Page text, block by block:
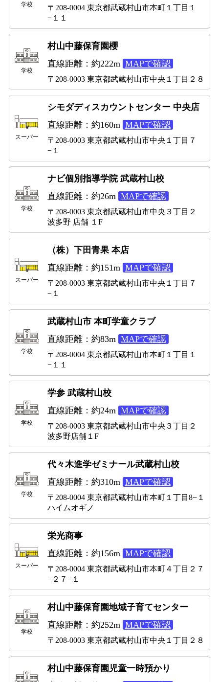
学校
〒208-0004 東京都武蔵村山市本町１丁目１
−１１
学校
村山中藤保育園櫻
直線距離：約222m MAPで確認
〒208-0003 東京都武蔵村山市中央１丁目２８
スーパー
シモダディスカウントセンター 中央店
直線距離：約160m MAPで確認
〒208-0003 東京都武蔵村山市中央１丁目７
−１
学校
ナビ個別指導学院 武蔵村山校
直線距離：約26m MAPで確認
〒208-0003 東京都武蔵村山市中央３丁目２
波多野 店舗 １F
スーパー
（株）下田青果 本店
直線距離：約151m MAPで確認
〒208-0003 東京都武蔵村山市中央１丁目７
−１
学校
武蔵村山市 本町学童クラブ
直線距離：約83m MAPで確認
〒208-0004 東京都武蔵村山市本町１丁目１
−１１
学校
学参 武蔵村山校
直線距離：約24m MAPで確認
〒208-0003 東京都武蔵村山市中央３丁目２
波多野店舗１F
学校
代々木進学ゼミナール武蔵村山校
直線距離：約310m MAPで確認
〒208-0004 東京都武蔵村山市本町１丁目8−１
ハイムオギノ
スーパー
栄光商事
直線距離：約156m MAPで確認
〒208-0004 東京都武蔵村山市本町４丁目２７
−２７−１
学校
村山中藤保育園地域子育てセンター
直線距離：約252m MAPで確認
〒208-0003 東京都武蔵村山市中央１丁目２８
村山中藤保育園児童一時預かり